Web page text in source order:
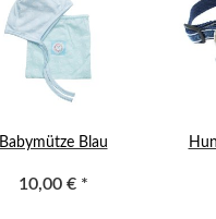
Babymütze Blau
10,00 € *